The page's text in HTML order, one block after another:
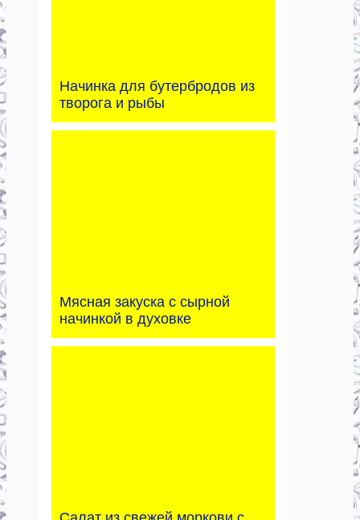
Начинка для бутербродов из
творога и рыбы
Мясная закуска с сырной
начинкой в духовке